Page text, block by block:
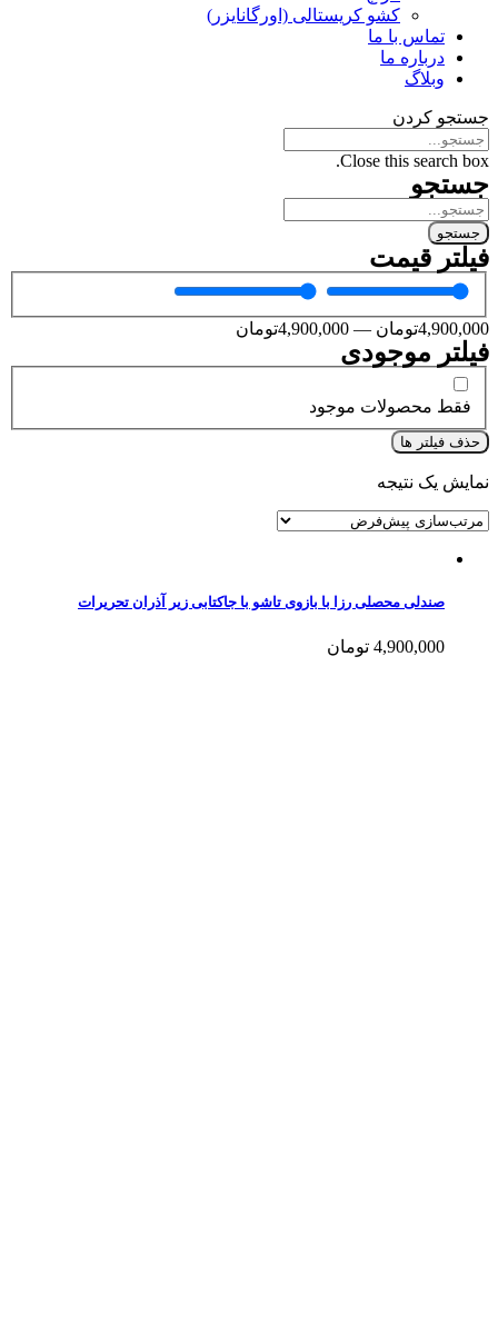
کشو کریستالی (اورگانایزر)
تماس با ما
درباره ما
وبلاگ
جستجو کردن
Close this search box.
جستجو
جستجو
فیلتر قیمت
4,900,000تومان —
4,900,000تومان
فیلتر موجودی
فقط محصولات موجود
حذف فیلتر ها
نمایش یک نتیجه
صندلی محصلی رزا با بازوی تاشو با جاکتابی زیر آذران تحریرات
4,900,000 تومان